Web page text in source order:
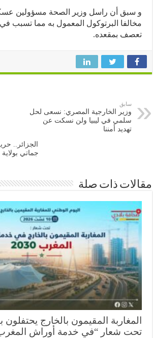
أن راسل وزير الصحة مسؤولين عسكريين
البرتوكول المعمول به مما تسبب في
بمقعده.
وزير الخارجية المصري: نسعى لحل
سلمي في ليبيا ولن نسكت عن
تهديد أمننا
الجزائر.. حريق
جماتي بولاية
ذات صلة
المقيمون بالخارج يحتفلون
شعار “في خدمة أوراش المغرب 2030”